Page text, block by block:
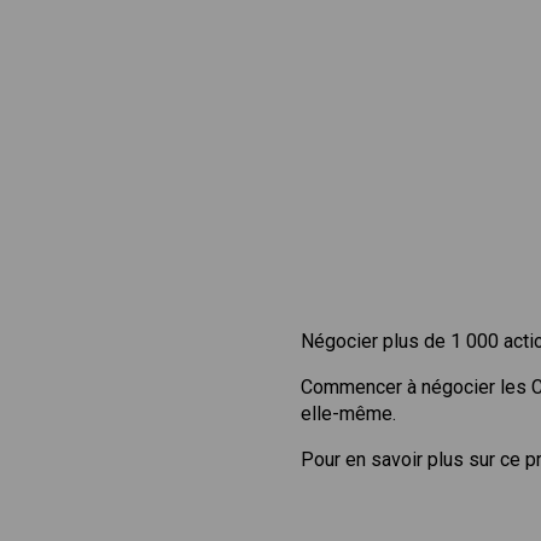
Négocier plus de 1 000
Commencer à négocier les
elle-même.
Pour en savoir plus sur ce